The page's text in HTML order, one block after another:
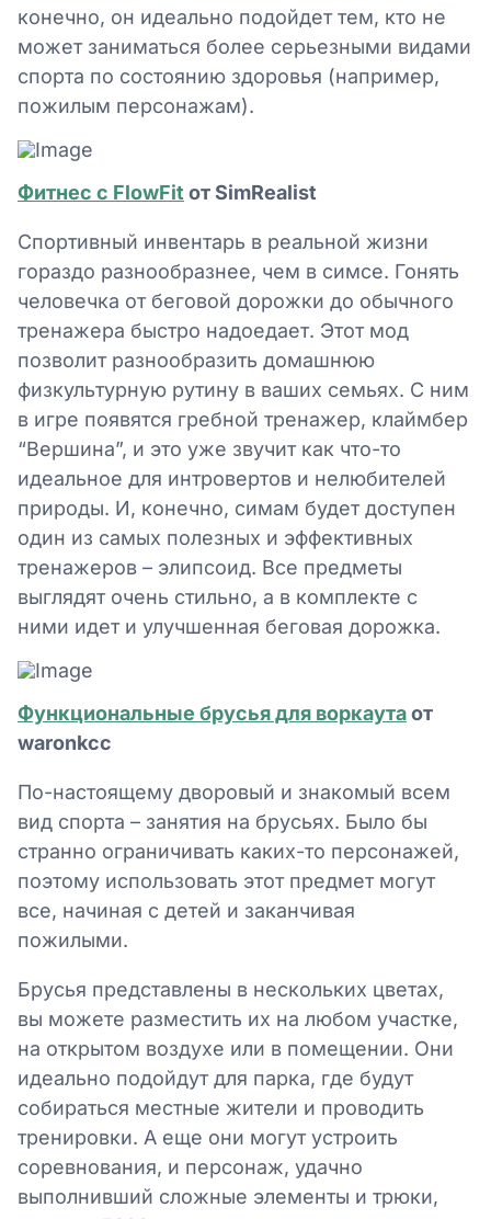
конечно, он идеально подойдет тем, кто не
может заниматься более серьезными видами
спорта по состоянию здоровья (например,
пожилым персонажам).
Фитнес с FlowFit от SimRealist
Спортивный инвентарь в реальной жизни
гораздо разнообразнее, чем в симсе. Гонять
человечка от беговой дорожки до обычного
тренажера быстро надоедает. Этот мод
позволит разнообразить домашнюю
физкультурную рутину в ваших семьях. С ним
в игре появятся гребной тренажер, клаймбер
“Вершина”, и это уже звучит как что-то
идеальное для интровертов и нелюбителей
природы. И, конечно, симам будет доступен
один из самых полезных и эффективных
тренажеров – элипсоид. Все предметы
выглядят очень стильно, а в комплекте с
ними идет и улучшенная беговая дорожка.
Функциональные брусья для воркаутаот
waronkcc
По-настоящему дворовый и знакомый всем
вид спорта – занятия на брусьях. Было бы
странно ограничивать каких-то персонажей,
поэтому использовать этот предмет могут
все, начиная с детей и заканчивая
пожилыми.
Брусья представлены в нескольких цветах,
вы можете разместить их на любом участке,
на открытом воздухе или в помещении. Они
идеально подойдут для парка, где будут
собираться местные жители и проводить
тренировки. А еще они могут устроить
соревнования, и персонаж, удачно
выполнивший сложные элементы и трюки,